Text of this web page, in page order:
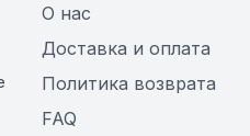
О нас
Доставка и оплата
Политика возврата
FAQ